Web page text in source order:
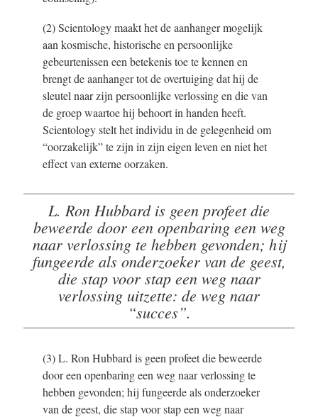
(2) Scientology maakt het de aanhanger mogelijk
aan kosmische, historische en persoonlijke
gebeurtenissen een betekenis toe te kennen en
brengt de aanhanger tot de overtuiging dat hij de
sleutel naar zijn persoonlijke verlossing en die van
de groep waartoe hij behoort in handen heeft.
Scientology stelt het individu in de gelegenheid om
“oorzakelijk” te zijn in zijn eigen leven en niet het
effect van externe oorzaken.
L. Ron Hubbard is geen profeet die
beweerde door een openbaring een weg
naar verlossing te hebben gevonden; hij
fungeerde als onderzoeker van de geest,
die stap voor stap een weg naar
verlossing uitzette: de weg naar
“succes”.
(3) L. Ron Hubbard is geen profeet die beweerde
door een openbaring een weg naar verlossing te
hebben gevonden; hij fungeerde als onderzoeker
van de geest, die stap voor stap een weg naar